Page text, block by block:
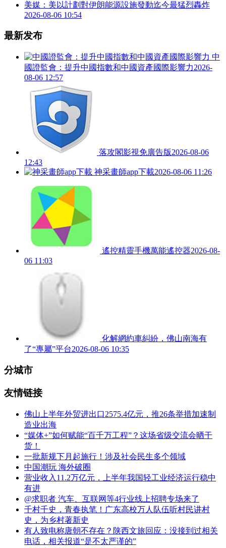
美媒：美以計劃對伊朗能源設施發動迄今最猛烈轟炸
2026-08-06 10:54
最新发布
中
國證監會：提升中國指數和中國資產國際影響力2026-
08-06 12:57
落攻閣影視免廣告版2026-08-06
12:43
神采畫師app下載2026-08-06 11:26
遙控精靈手機萬能遙控器2026-08-
06 11:03
化解網約車糾紛，佛山南海有
了“專屬”平台2026-08-06 10:35
分城市
友情链接
佛山上半年外贸进出口2575.4亿元，推26条举措加速制
造业出海
“媒体+”如何赋能“百千万工程”？这场省级交流会晒干
货！
一批新规下月起施行！涉及社会民生多个领域
中国潮玩 海外破圈
营业收入11.2万亿元，上半年我国轻工业经济运行稳中
有进
@求职者 汽车、互联网等4行业线上招聘专场来了
千村千史，青春执笔！广东高校万人队伍听村民讲村
史，为乡村著新史
有人致电称唐朝不存在？陕西文旅回应：没接到过相关
电话，相关报道“是不太严谨的”